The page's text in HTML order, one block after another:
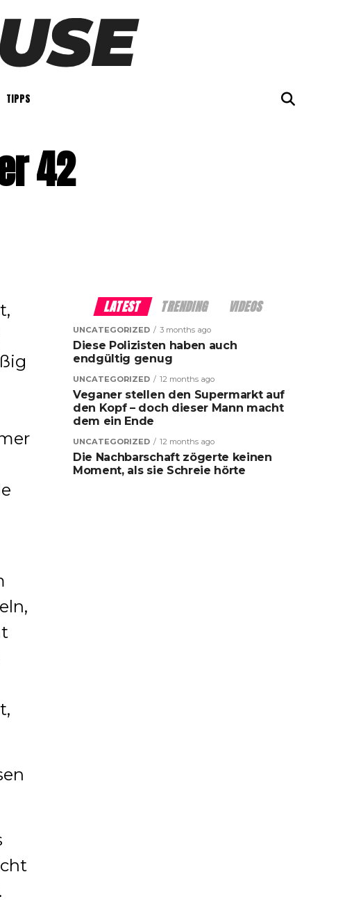
TIPPS
42
LATEST TRENDING VIDEOS
UNCATEGORIZED 3 months ago
Diese Polizisten haben auch
endgültig genug
UNCATEGORIZED 12 months ago
Veganer stellen den Supermarkt auf
den Kopf – doch dieser Mann macht
dem ein Ende
UNCATEGORIZED 12 months ago
Die Nachbarschaft zögerte keinen
Moment, als sie Schreie hörte